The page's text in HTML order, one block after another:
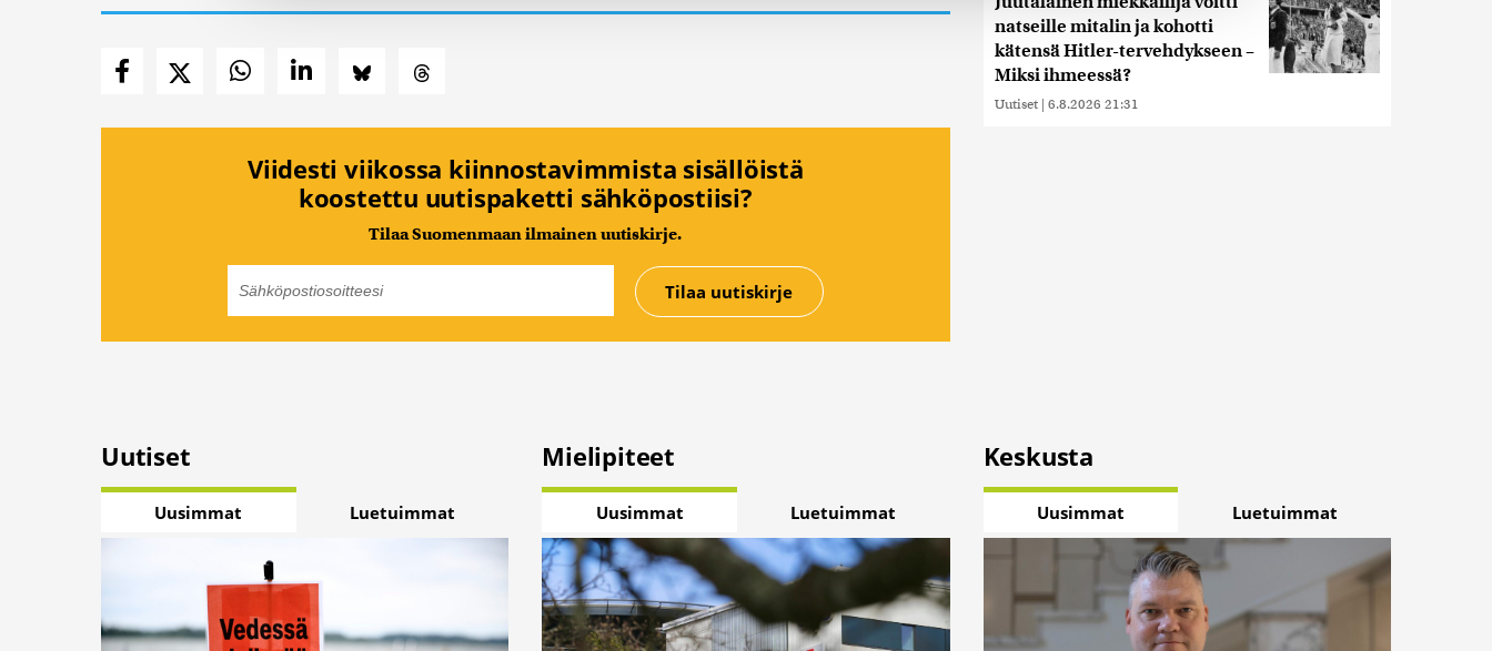
kumppaneillemme tietoja siitä, miten käytät sivustoamme. Kumppanimme voivat yhdistää näitä tietoja muihin tietoihin, joita
olet antanut heille tai joita on kerätty, kun olet käyttänyt heidän palvelujaan. Tietoja saatetaan myös siirtää ulkomaille.
Viidesti viikossa kiinnostavimmista sisällöistä
koostettu uutispaketti sähköpostiisi?
Tilaa Suomenmaan ilmainen uutiskirje.
natseille mitalin ja kohotti
kätensä Hitler-tervehdykseen –
Miksi ihmeessä?
Uutiset | 6.8.2026 21:31
Uutiset
Uusimmat Luetuimmat
Mielipiteet
Uusimmat Luetuimmat
Keskusta
Uusimmat Luetuimmat